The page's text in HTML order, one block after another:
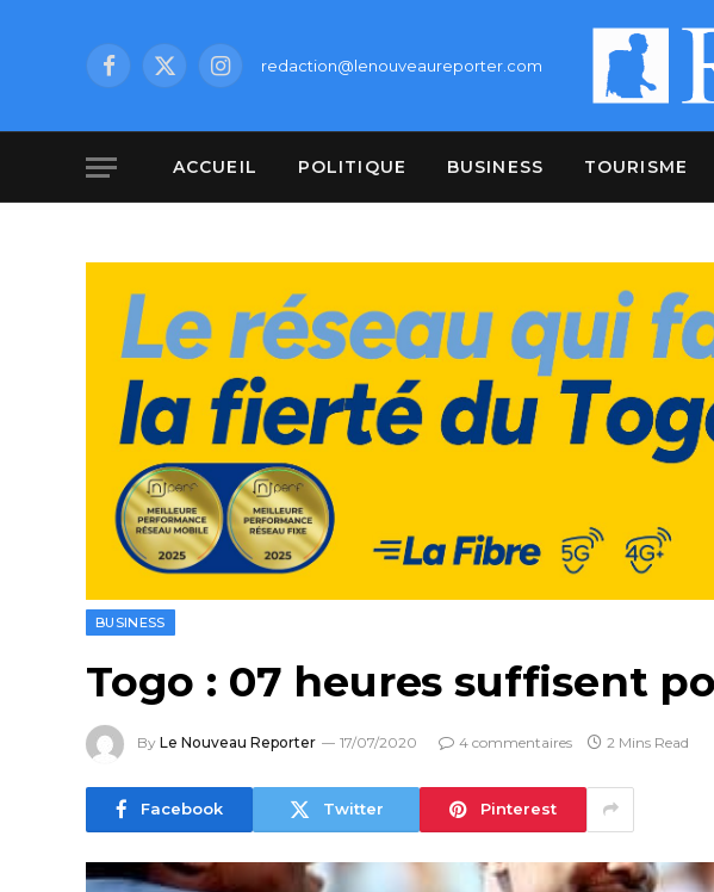
Facebook
X
Instagramredaction@lenouveaureporter.com
ACCUEIL POLITIQUE BUSINESS TOURISME
BUSINESS
Togo : 07 heures suffisent
By Le Nouveau Reporter 17/07/2020 4 commentaires 2 Mins Read
Facebook Twitter Pinterest